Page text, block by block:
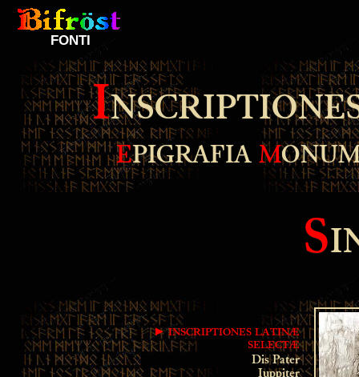
FONTI
I
EPIGRAFIAM
S
►INSCRIPTIONES LATINÆ
SELECTÆ
Dis Pater
Iuppiter